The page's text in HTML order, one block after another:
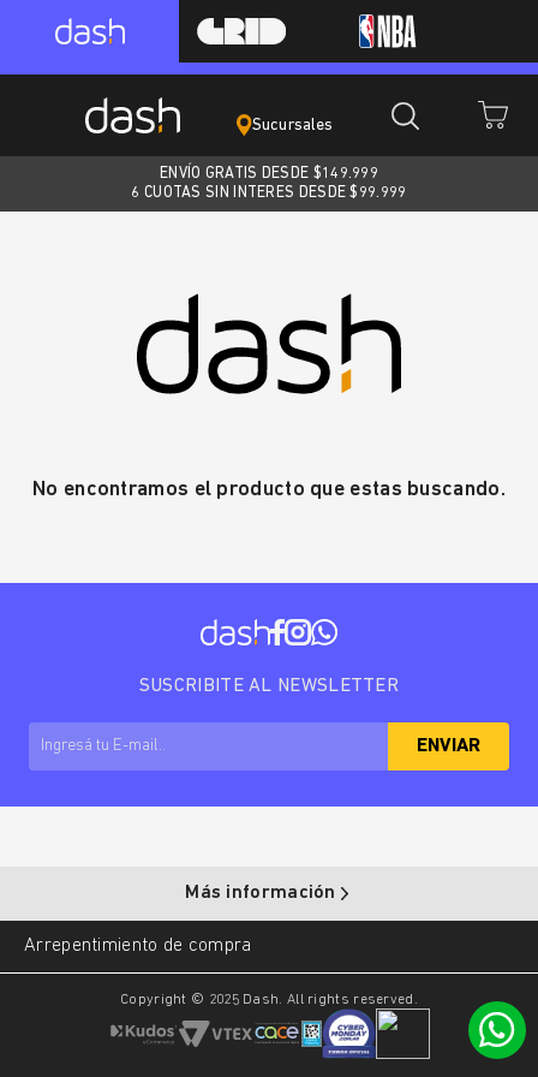
Sucursales
ENVÍO GRATIS DESDE $149.999
6 CUOTAS SIN INTERES DESDE $99.999
No encontramos el producto que estas buscando.
SUSCRIBITE AL NEWSLETTER
ENVIAR
Más información
Arrepentimiento de compra
Copyright © 2025 Dash. All rights reserved.